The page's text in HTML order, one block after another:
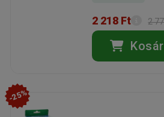
2 218 Ft 2
-25%